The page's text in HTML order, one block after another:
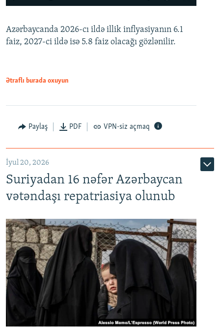
Auto
360p
480p
Azərbaycanda 2026-cı ildə illik inflyasiyanın 6.1
faiz, 2027-ci ildə isə 5.8 faiz olacağı gözlənilir.
Ətraflı burada oxuyun
Paylaş PDF VPN-siz açmaq
İyul 20, 2026
Suriyadan 16 nəfər Azərbaycan
vətəndaşı repatriasiya olunub